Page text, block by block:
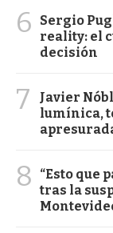
6
Sergio
reality: el
decisión
7
Javier
lumínica,
8
“Esto que
tras la